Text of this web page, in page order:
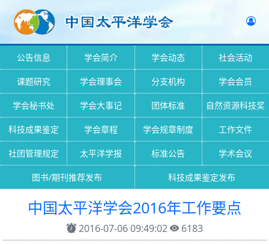
公告信息 学会简介 学会动态 社会活动
课题研究 学会理事会 分支机构 学会会员
学会秘书处 学会大事记 团体标准 自然资源科技奖
科技成果鉴定 学会章程 学会规章制度 工作文件
社团管理规定 太平洋学报 标准公告 学术会议
图书/期刊推荐发布 科技成果鉴定发布
中国太平洋学会2016年工作要点
2016-07-06 09:49:02 6183